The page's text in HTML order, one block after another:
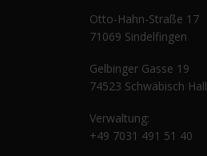
Otto-Hahn-Straße 17
71069 Sindelfingen
Gelbinger Gasse 19
74523 Schwäbisch Hall
Verwaltung:
+49 7031 491 51 40